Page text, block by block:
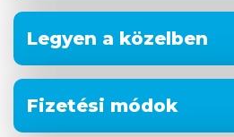
Legyen a közelben
Fizetési módok